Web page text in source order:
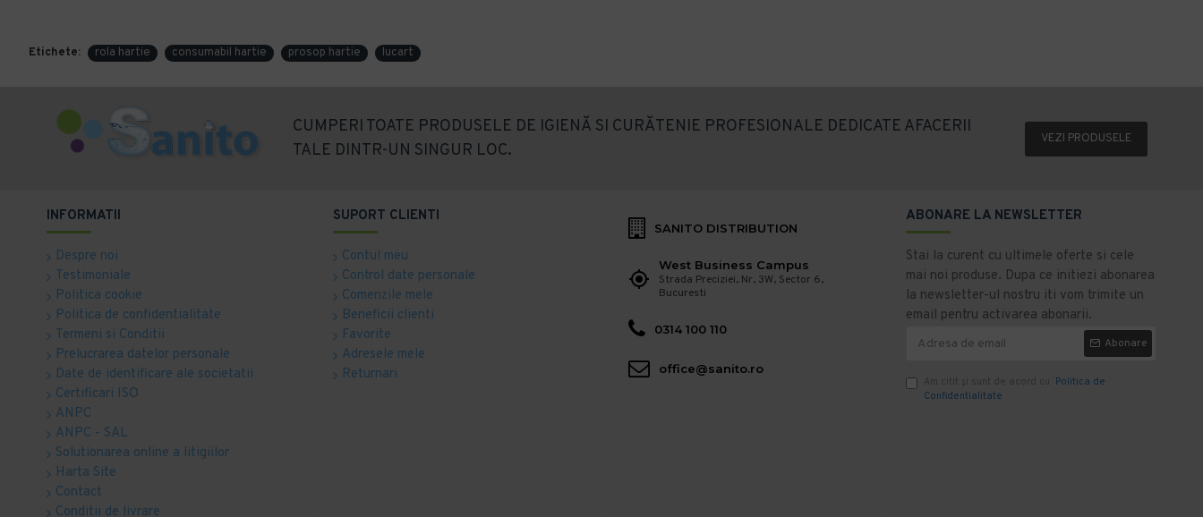
Etichete: rola hartie consumabil hartie prosop hartie lucart
CUMPERI TOATE PRODUSELE DE IGIENĂ SI CURĂTENIE PROFESIONALE DEDICATE AFACERII
TALE DINTR-UN SINGUR LOC.
VEZI PRODUSELE
INFORMATII
Despre noi
Testimoniale
Politica cookie
Politica de confidentialitate
Termeni si Conditii
Prelucrarea datelor personale
Date de identificare ale societatii
Certificari ISO
ANPC
ANPC - SAL
Solutionarea online a litigiilor
Harta Site
Contact
Conditii de livrare
SUPORT CLIENTI
Contul meu
Control date personale
Comenzile mele
Beneficii clienti
Favorite
Adresele mele
Returnari
SANITO DISTRIBUTION
West Business Campus
Strada Preciziei, Nr, 3W, Sector 6,
Bucuresti
0314 100 110
office@sanito.ro
ABONARE LA NEWSLETTER
Stai la curent cu ultimele oferte si cele
mai noi produse. Dupa ce initiezi abonarea
la newsletter-ul nostru iti vom trimite un
email pentru activarea abonarii.
Abonare
Am citit şi sunt de acord cu Politica de
Confidentialitate